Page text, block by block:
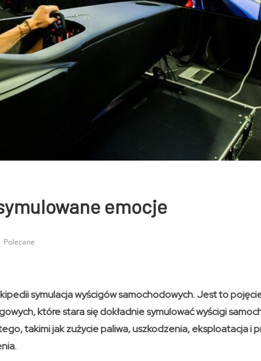
emocje
Polecane
symulacja wyścigów samochodowych. Jest to
które stara się dokładnie symulować wyścigi
takimi jak zużycie paliwa, uszkodzenia, eksploatacja i